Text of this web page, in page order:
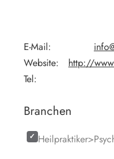
E-Mail:
Website:
http://
Tel:
Branchen